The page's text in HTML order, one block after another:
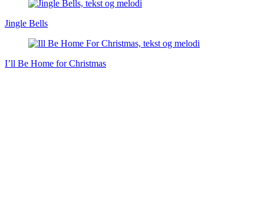
Jingle Bells
I’ll Be Home for Christmas